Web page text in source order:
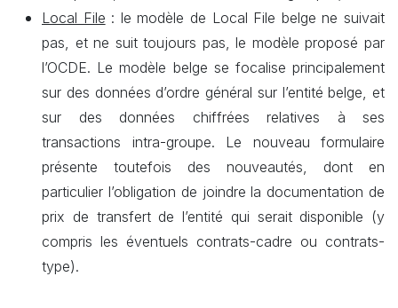
Local File : le modèle de Local File belge ne suivait
pas, et ne suit toujours pas, le modèle proposé par
l’OCDE. Le modèle belge se focalise principalement
sur des données d’ordre général sur l’entité belge, et
sur des données chiffrées relatives à ses
transactions intra-groupe. Le nouveau formulaire
présente toutefois des nouveautés, dont en
particulier l’obligation de joindre la documentation de
prix de transfert de l’entité qui serait disponible (y
compris les éventuels contrats-cadre ou contrats-
type).